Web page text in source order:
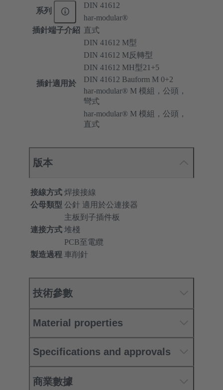
系列
DIN 41612
har-modular®
插針端子介紹 直式
插針適用於
DIN 41612 M型
DIN 41612 M反轉型
DIN 41612 MH型21+5
DIN 41612 Bauform M 0+2
har-modular® M 模組，公頭，
彎式
har-modular® M 模組，公頭，
直式
版本
接線方式 焊接接線
公母類型 公針 適用於公連接器
連接方式
主板到子插件板
堆棧
PCB至電纜
製造過程 車削針
技術參數
Material properties
Specifications and approvals
商業數據